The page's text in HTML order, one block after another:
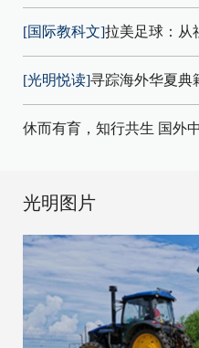
[国际教科文]拉美足球：从
[光明悦读]寻踪海外华夏
休而有育，知行共生 国外
光明图片